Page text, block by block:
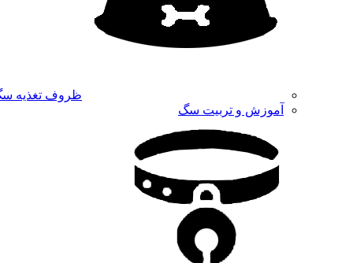
ظروف تغذیه
آموزش و تربیت سگ